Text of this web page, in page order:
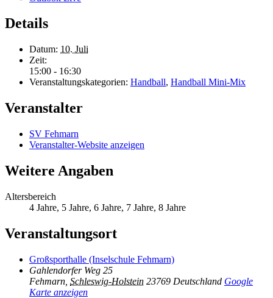
Details
Datum: 10. Juli
Zeit:
15:00 - 16:30
Veranstaltungskategorien: Handball, Handball Mini-Mix
Veranstalter
SV Fehmarn
Veranstalter-Website anzeigen
Weitere Angaben
Altersbereich
4 Jahre, 5 Jahre, 6 Jahre, 7 Jahre, 8 Jahre
Veranstaltungsort
Großsporthalle (Inselschule Fehmarn)
Gahlendorfer Weg 25
Fehmarn Schleswig-Holstein 23769 Deutschland Google
Karte anzeigen